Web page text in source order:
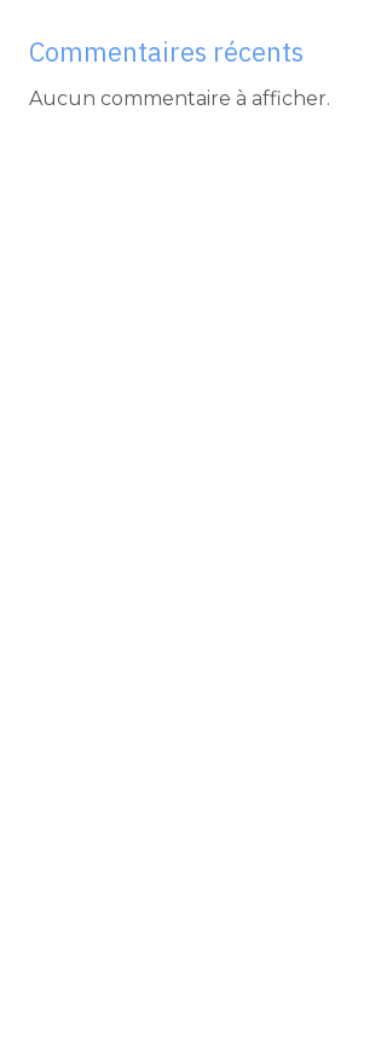
Commentaires récents
Aucun commentaire à afficher.